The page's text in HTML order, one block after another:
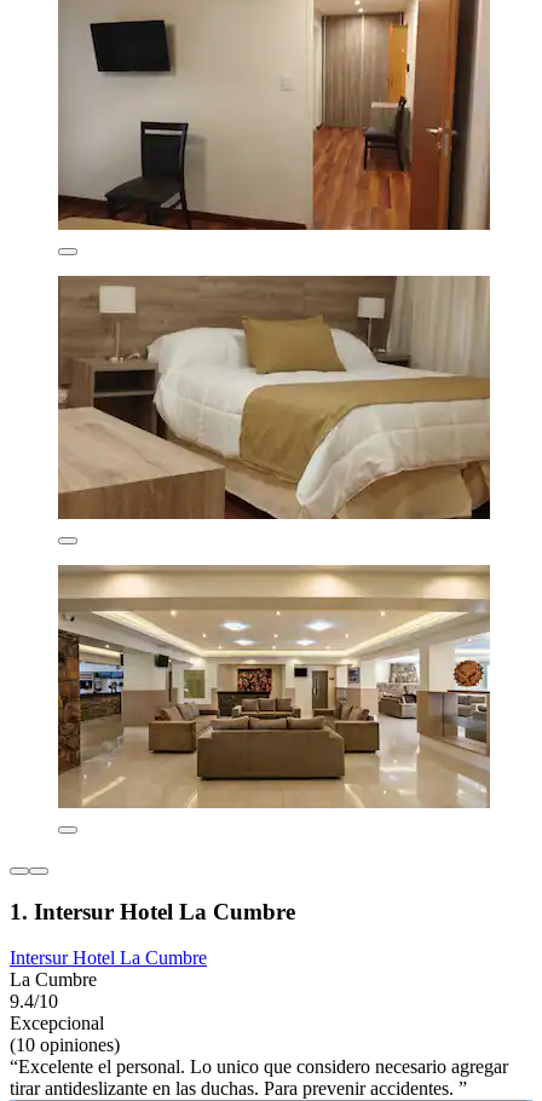
1. Intersur Hotel La Cumbre
Intersur Hotel La Cumbre
La Cumbre
9.4/10
Excepcional
(10 opiniones)
“Excelente el personal. Lo unico que considero necesario agregar
tirar antideslizante en las duchas. Para prevenir accidentes. ”